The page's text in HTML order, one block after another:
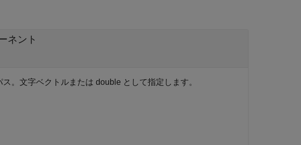
ネント
。文字ベクトルまたは double として指定します。